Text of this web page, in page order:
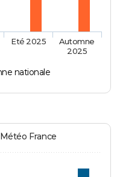
nationale
Eté 2025
Automne
2025
France